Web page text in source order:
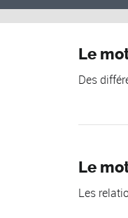
Le
Des
Le
Les